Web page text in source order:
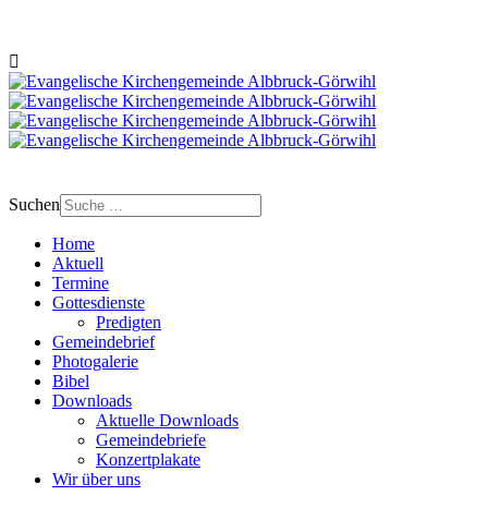
Suchen
Home
Aktuell
Termine
Gottesdienste
Predigten
Gemeindebrief
Photogalerie
Bibel
Downloads
Aktuelle Downloads
Gemeindebriefe
Konzertplakate
Wir über uns